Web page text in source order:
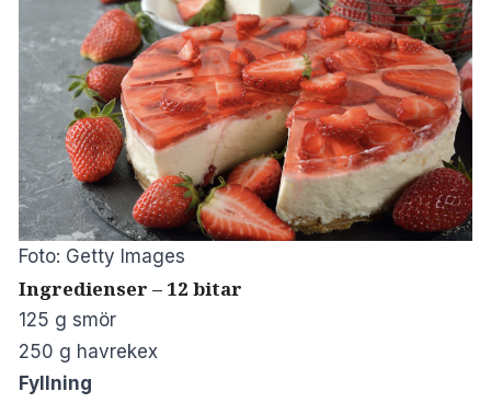
Foto: Getty Images
Ingredienser – 12 bitar
125 g smör
250 g havrekex
Fyllning